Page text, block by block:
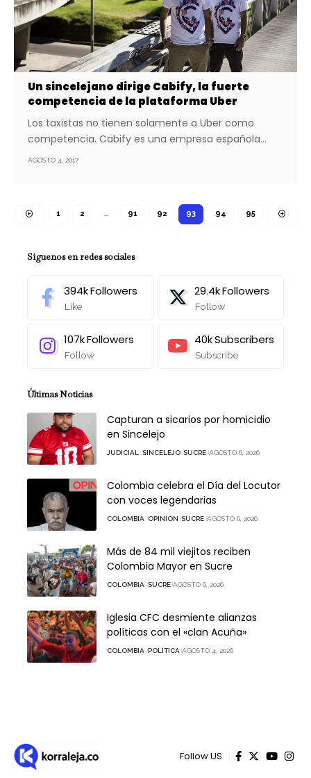
Un sincelejano dirige Cabify, la fuerte
competencia de la plataforma Uber
Los taxistas no tienen solamente a Uber como
competencia. Cabify es una empresa española…
AGOSTO 4, 2017
1 2 … 91 92 93 94 95
Síguenos en redes sociales
394kFollowers
Like
29.4kFollowers
Follow
107kFollowers
Follow
40kSubscribers
Subscribe
Últimas Noticias
Capturan a sicarios por homicidio
en Sincelejo
JUDICIAL SINCELEJO SUCRE AGOSTO 6, 2026
Colombia celebra el Día del Locutor
con voces legendarias
COLOMBIA OPINIÓN SUCRE AGOSTO 6, 2026
Más de 84 mil viejitos reciben
Colombia Mayor en Sucre
COLOMBIA SUCRE AGOSTO 6, 2026
Iglesia CFC desmiente alianzas
políticas con el «clan Acuña»
COLOMBIA POLÍTICA AGOSTO 4, 2026
Follow US